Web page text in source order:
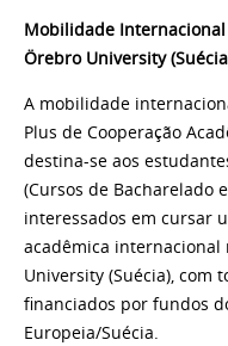
Mobilidade
Örebro University
A mobilidade
Plus de Cooperação
destina-se aos
(Cursos de Bacharelado
interessados em cursar
acadêmica internacional
University (Suécia), com
financiados por fundos
Europeia/Suécia.